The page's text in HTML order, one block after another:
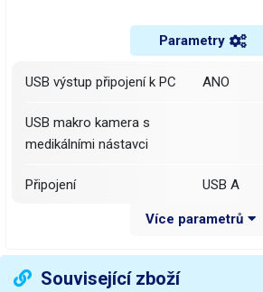
Parametry
USB výstup připojení k PC ANO
USB makro kamera s
medikálními nástavci
Připojení USB A
1600x1200
Více parametrů
Související zboží